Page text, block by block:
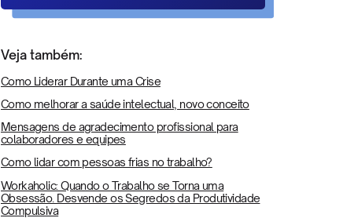
Veja também:
Como Liderar Durante uma Crise
Como melhorar a saúde intelectual, novo conceito
Mensagens de agradecimento profissional para
colaboradores e equipes
Como lidar com pessoas frias no trabalho?
Workaholic: Quando o Trabalho se Torna uma
Obsessão. Desvende os Segredos da Produtividade
Compulsiva